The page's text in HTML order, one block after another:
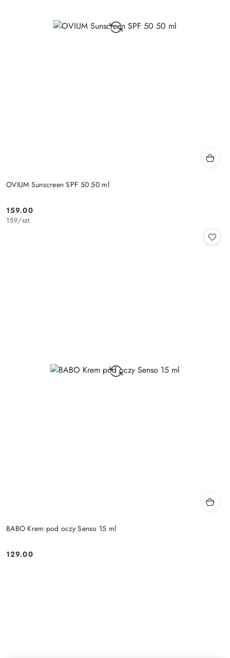
OVIUM Sunscreen SPF 50 50 ml
Cena:
159.00
159/szt.
BABO Krem pod oczy Senso 15 ml
Cena:
129.00